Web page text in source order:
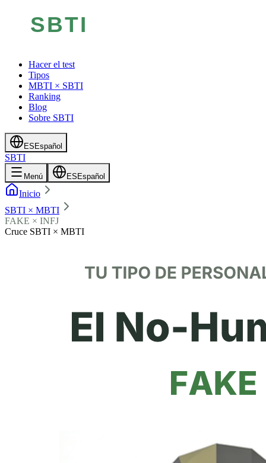
Hacer el test
Tipos
MBTI × SBTI
Ranking
Blog
Sobre SBTI
ES Español
SBTI
Menú ES Español
Inicio
SBTI × MBTI
FAKE × INFJ
Cruce SBTI × MBTI